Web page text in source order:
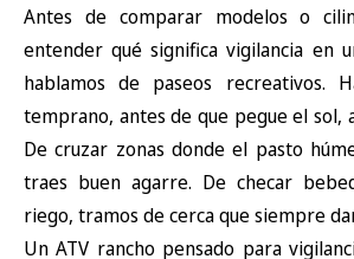
Antes de comparar modelos o
entender qué significa vigilancia en
hablamos de paseos recreativos.
temprano, antes de que pegue el sol,
De cruzar zonas donde el pasto
traes buen agarre. De checar
riego, tramos de cerca que siempre
Un ATV rancho pensado para